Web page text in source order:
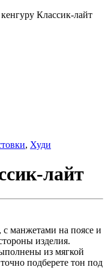
Классик-лайт
, Худи
лайт
с манжетами на поясе и
изделия.
из мягкой
подберете тон под